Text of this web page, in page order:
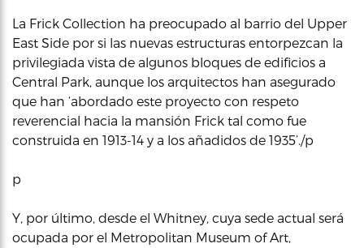
La Frick Collection ha preocupado al barrio del Upper
East Side por si las nuevas estructuras entorpezcan la
privilegiada vista de algunos bloques de edificios a
Central Park, aunque los arquitectos han asegurado
que han ‘abordado este proyecto con respeto
reverencial hacia la mansión Frick tal como fue
construida en 1913-14 y a los añadidos de 1935’./p
p
Y, por último, desde el Whitney, cuya sede actual será
ocupada por el Metropolitan Museum of Art,